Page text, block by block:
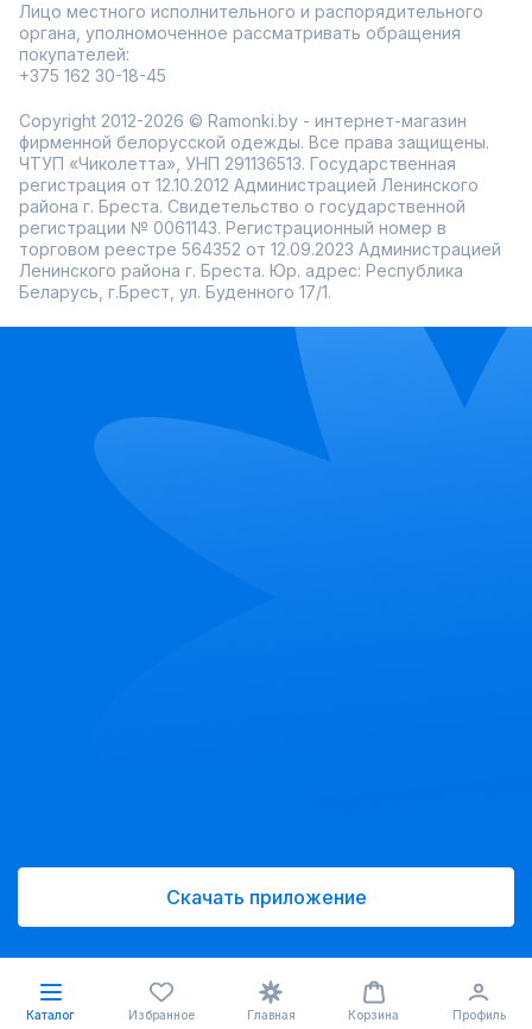
Лицо местного исполнительного и распорядительного
органа, уполномоченное рассматривать обращения
покупателей:
+375 162 30-18-45
Copyright 2012-2026 © Ramonki.by - интернет-магазин
фирменной белорусской одежды. Все права защищены.
ЧТУП «Чиколетта», УНП 291136513. Государственная
регистрация от 12.10.2012 Администрацией Ленинского
района г. Бреста. Свидетельство о государственной
регистрации № 0061143. Регистрационный номер в
торговом реестре 564352 от 12.09.2023 Администрацией
Ленинского района г. Бреста. Юр. адрес: Республика
Беларусь, г.Брест, ул. Буденного 17/1.
Скачать приложение
Каталог Избранное Главная Корзина Профиль